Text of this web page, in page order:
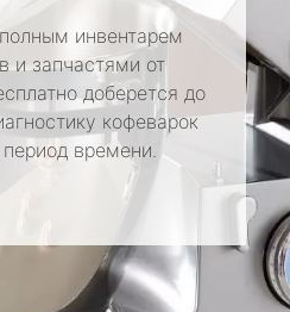
инвентарем
и запчастями от
доберется до
кофеварок
период времени.